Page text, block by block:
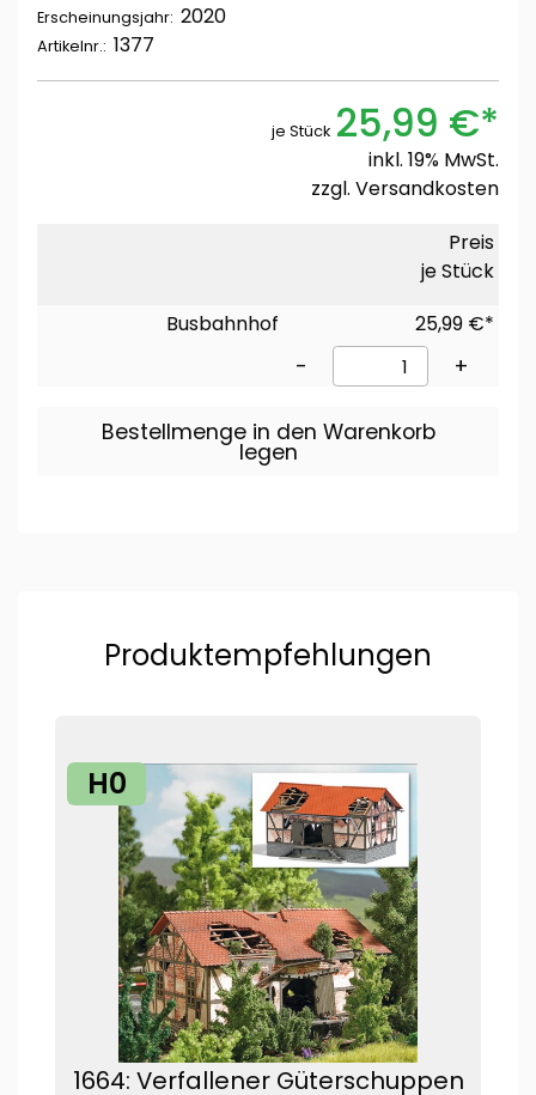
Erscheinungsjahr: 2020
Artikelnr.: 1377
je Stück 25,99 €*
inkl. 19% MwSt.
zzgl. Versandkosten
Preis
je Stück
Busbahnhof
25,99 €*
- +
Bestellmenge in den Warenkorb
legen
Produktempfehlungen
H0
1664: Verfallener Güterschuppen